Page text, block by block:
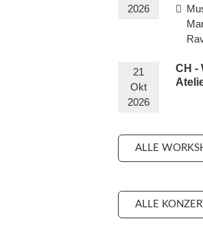
2026
21
Okt
2026
CH -
ALLE
ALLE